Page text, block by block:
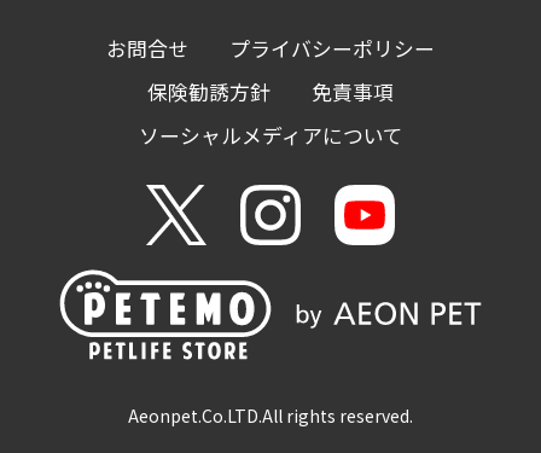
お問合せ
プライバシーポリシー
保険勧誘方針
免責事項
ソーシャルメディアについて
Aeonpet.Co.LTD.All rights reserved.